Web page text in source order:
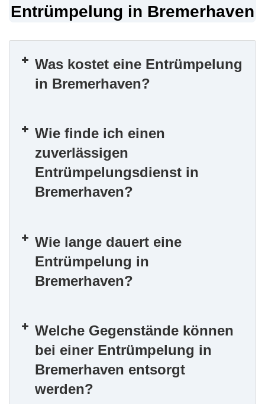
Entrümpelung in Bremerhaven
Was kostet eine Entrümpelung
in Bremerhaven?
Wie finde ich einen
zuverlässigen
Entrümpelungsdienst in
Bremerhaven?
Wie lange dauert eine
Entrümpelung in
Bremerhaven?
Welche Gegenstände können
bei einer Entrümpelung in
Bremerhaven entsorgt
werden?